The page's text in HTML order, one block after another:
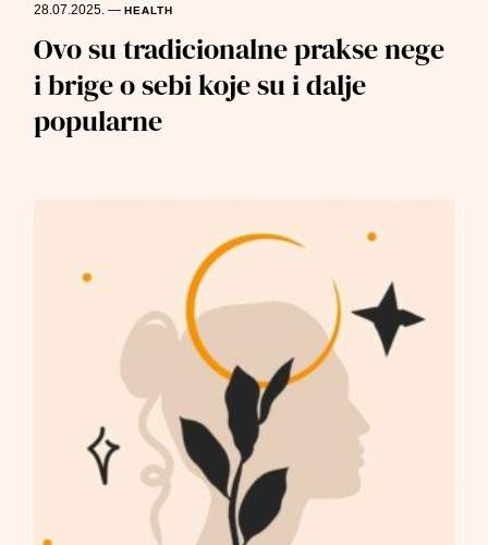
28.07.2025.—HEALTH
Ovo su tradicionalne prakse nege
i brige o sebi koje su i dalje
popularne